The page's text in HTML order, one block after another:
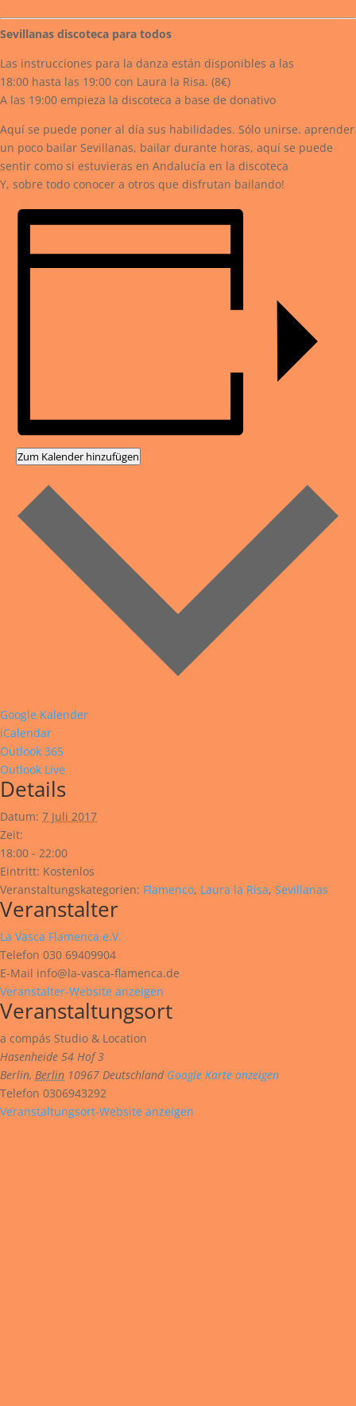
Sevillanas discoteca para todos
Las instrucciones para la danza están disponibles a las
18:00 hasta las 19:00 con Laura la Risa. (8€)
A las 19:00 empieza la discoteca a base de donativo
Aquí se puede poner al día sus habilidades. Sólo unirse. aprender
un poco bailar Sevillanas, bailar durante horas, aquí se puede
sentir como si estuvieras en Andalucía en la discoteca
Y, sobre todo conocer a otros que disfrutan bailando!
Zum Kalender hinzufügen
Google Kalender
iCalendar
Outlook 365
Outlook Live
Details
Datum: 7 Juli 2017
Zeit:
18:00 - 22:00
Eintritt: Kostenlos
Veranstaltungskategorien: Flamenco, Laura la Risa, Sevillanas
Veranstalter
La Vasca Flamenca e.V.
Telefon 030 69409904
E-Mail info@la-vasca-flamenca.de
Veranstalter-Website anzeigen
Veranstaltungsort
a compás Studio & Location
Hasenheide 54 Hof 3
Berlin, Berlin 10967 Deutschland Google Karte anzeigen
Telefon 0306943292
Veranstaltungsort-Website anzeigen